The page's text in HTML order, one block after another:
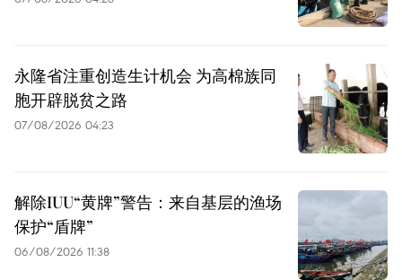
永隆省注重创造生计机会 为高棉族同
胞开辟脱贫之路
07/08/2026 04:23
解除IUU“黄牌”警告：来自基层的渔场
保护“盾牌”
06/08/2026 11:38